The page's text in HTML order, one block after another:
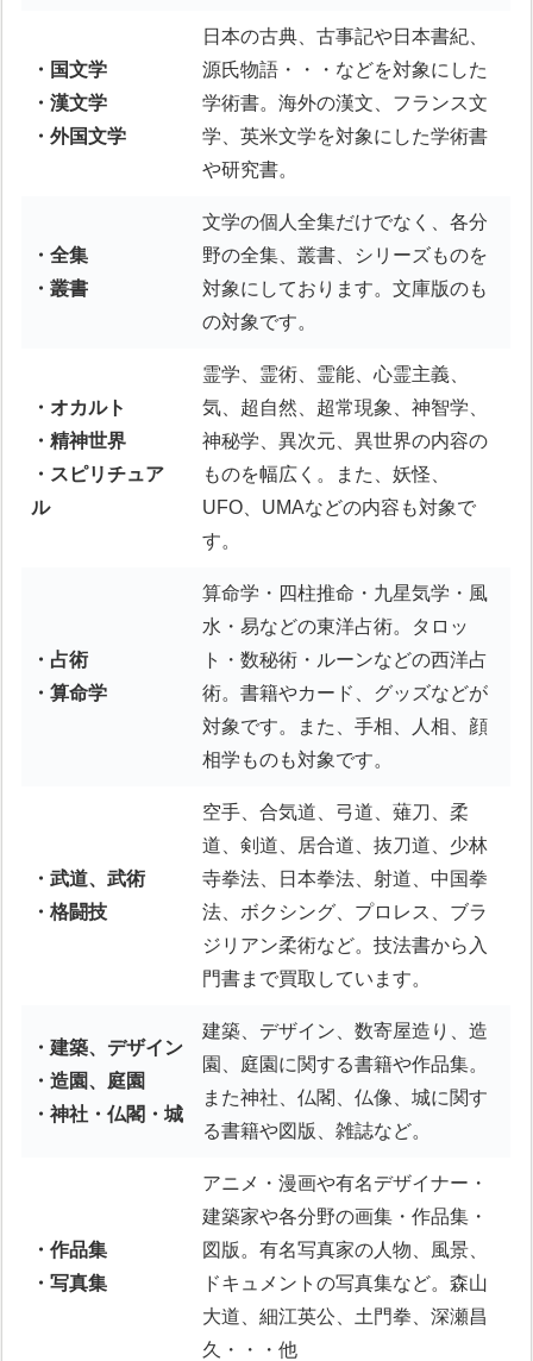
・国文学
・漢文学
・外国文学
日本の古典、古事記や日本書紀、
源氏物語・・・などを対象にした
学術書。海外の漢文、フランス文
学、英米文学を対象にした学術書
や研究書。
・全集
・叢書
文学の個人全集だけでなく、各分
野の全集、叢書、シリーズものを
対象にしております。文庫版のも
の対象です。
・オカルト
・精神世界
・スピリチュア
ル
霊学、霊術、霊能、心霊主義、
気、超自然、超常現象、神智学、
神秘学、異次元、異世界の内容の
ものを幅広く。また、妖怪、
UFO、UMAなどの内容も対象で
す。
・占術
・算命学
算命学・四柱推命・九星気学・風
水・易などの東洋占術。タロッ
ト・数秘術・ルーンなどの西洋占
術。書籍やカード、グッズなどが
対象です。また、手相、人相、顔
相学ものも対象です。
・武道、武術
・格闘技
空手、合気道、弓道、薙刀、柔
道、剣道、居合道、抜刀道、少林
寺拳法、日本拳法、射道、中国拳
法、ボクシング、プロレス、ブラ
ジリアン柔術など。技法書から入
門書まで買取しています。
・建築、デザイン
・造園、庭園
・神社・仏閣・城
建築、デザイン、数寄屋造り、造
園、庭園に関する書籍や作品集。
また神社、仏閣、仏像、城に関す
る書籍や図版、雑誌など。
・作品集
・写真集
アニメ・漫画や有名デザイナー・
建築家や各分野の画集・作品集・
図版。有名写真家の人物、風景、
ドキュメントの写真集など。森山
大道、細江英公、土門拳、深瀬昌
久・・・他